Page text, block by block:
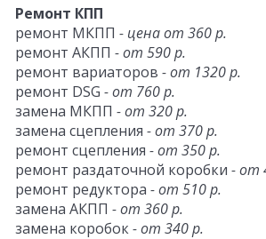
Ремонт КПП
ремонт МКПП - цена от 360 р.
ремонт АКПП - от 590 р.
ремонт вариаторов - от 1320 р.
ремонт DSG - от 760 р.
замена МКПП - от 320 р.
замена сцепления - от 370 р.
ремонт сцепления - от 350 р.
ремонт раздаточной коробки - от
ремонт редуктора - от 510 р.
замена АКПП - от 360 р.
замена коробок- от 340 р.